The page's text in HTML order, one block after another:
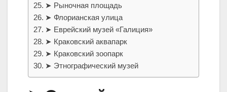
➤ Рыночная площадь
➤ Флорианская улица
➤ Еврейский музей «Галиция»
➤ Краковский аквапарк
➤ Краковский зоопарк
➤ Этнографический музей